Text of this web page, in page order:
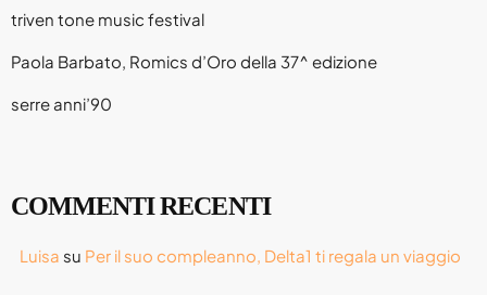
triven tone music festival
Paola Barbato, Romics d’Oro della 37^ edizione
serre anni’90
COMMENTI RECENTI
Luisa su Per il suo compleanno, Delta1 ti regala un viaggio